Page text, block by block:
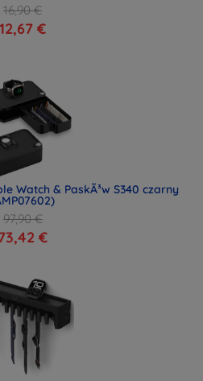
16,90 €
12,67 €
Watch & PaskÃ³w S340 czarny
97,90 €
€